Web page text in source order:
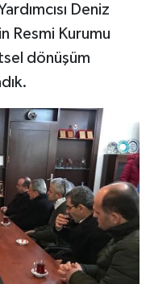
Deniz
Resmi Kurumu
dönüşüm